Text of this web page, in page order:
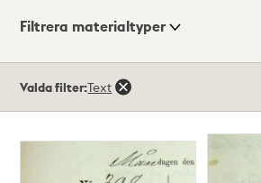
Visningsläge
Filtrera materialtyper
träffar
Valda filter:Text